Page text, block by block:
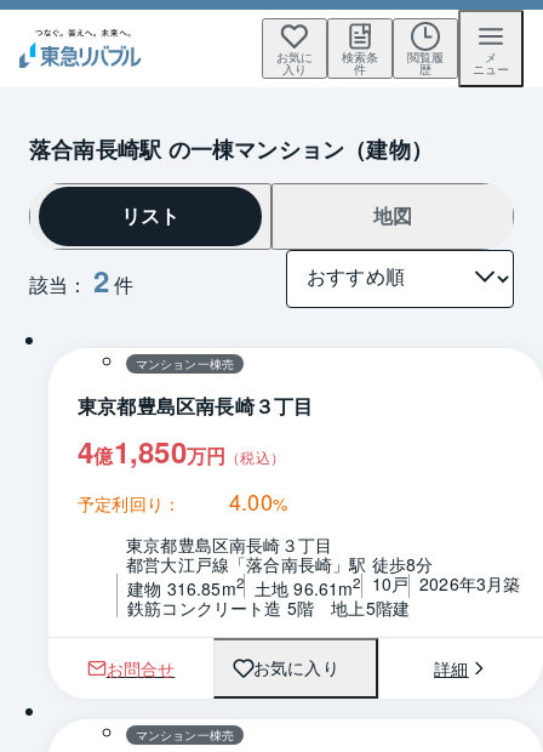
お気に
入り
検索条
件
閲覧履
歴
メ
ニュー
落合南長崎駅 の一棟マンション（建物）
該当： 2件
リスト 地図
マンション一棟売
東京都豊島区南長崎３丁目
4億1,850万円 （税込）
予定利回り： 4.00%
東京都豊島区南長崎３丁目
都営大江戸線「落合南長崎」駅 徒歩8分
建物 316.85m2 土地 96.61m2 10戸 2026年3月築
鉄筋コンクリート造 5階　地上5階建
お問合せ お気に入り 詳細
マンション一棟売